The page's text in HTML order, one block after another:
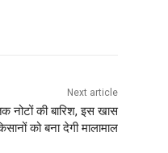
Next article
नोटों की बारिश, इस खास
को बना देगी मालामाल